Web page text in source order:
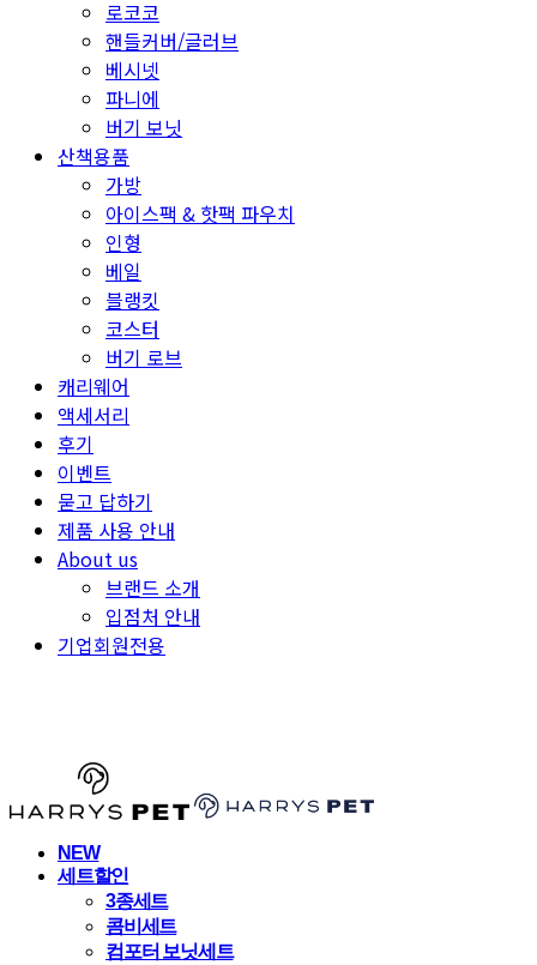
로코코
핸들커버/글러브
베시넷
파니에
버기 보닛
산책용품
가방
아이스팩 & 핫팩 파우치
인형
베일
블랭킷
코스터
버기 로브
캐리웨어
액세서리
후기
이벤트
묻고 답하기
제품 사용 안내
About us
브랜드 소개
입점처 안내
기업회원전용
NEW
세트할인
3종세트
콤비세트
컴포터 보닛세트